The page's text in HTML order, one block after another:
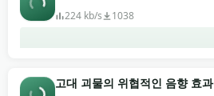
224 kb/s 1038
고대 괴물의 위협적인 음향 효과